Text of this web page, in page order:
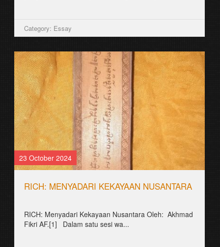
Category: Berita
30 August 2021
꧋ꦤꦱꦶꦒꦺꦴꦫꦺꦁꦩꦸꦭ꧀ꦠꦶꦏꦸꦭ꧀ꦠꦸꦂ
꧋ꦱꦶꦪꦥꦱꦶꦃꦪꦁꦠꦏ꧀ꦥꦼꦂꦤꦃꦩꦏꦤ꧀ꦤꦱꦶꦒꦺꦴꦫꦺꦁ?!
ꦧꦃꦏꦤ꧀ꦱꦼꦏꦼꦭꦱ꧀ꦎꦧꦩ (Obama)꧈